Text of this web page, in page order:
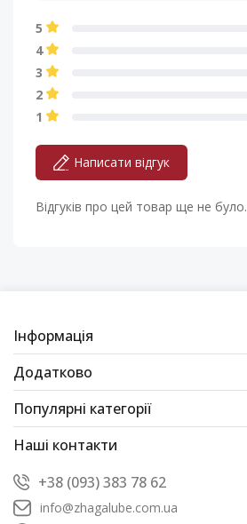
5
4
3
2
1
Написати відгук
Відгуків про цей товар ще не було.
Інформація
Додатково
Популярні категорії
Наші контакти
+38 (093) 383 78 62
info@zhagalube.com.ua